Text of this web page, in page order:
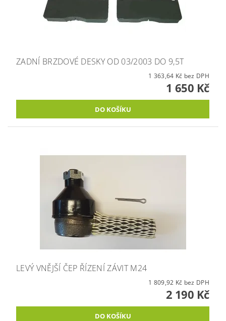
ZADNÍ BRZDOVÉ DESKY OD 03/2003 DO 9,5T
1 363,64 Kč bez DPH
1 650 Kč
LEVÝ VNĚJŠÍ ČEP ŘÍZENÍ ZÁVIT M24
1 809,92 Kč bez DPH
2 190 Kč